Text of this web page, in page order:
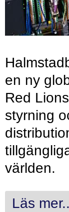
en ny
Red
styrning
världen.
Läs